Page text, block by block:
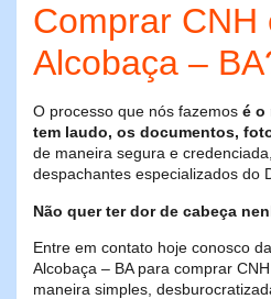
Comprar CNH
Alcobaça –
O processo que nós fazemos é o
tem laudo, os documentos,
de maneira segura e
despachantes especializados do
Não quer ter dor de cabeça
Entre em contato hoje conosco
Alcobaça – BA para comprar
maneira simples,